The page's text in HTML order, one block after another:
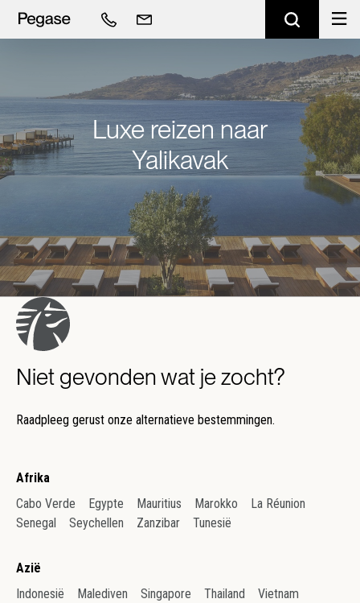
Luxe reizen naar
Yalikavak
Niet gevonden wat je zocht?
Raadpleeg gerust onze alternatieve bestemmingen.
Afrika
Cabo Verde
Egypte Mauritius Marokko
La Réunion
Senegal
Seychellen Zanzibar Tunesië
Azië
Indonesië
Malediven Singapore Thailand Vietnam